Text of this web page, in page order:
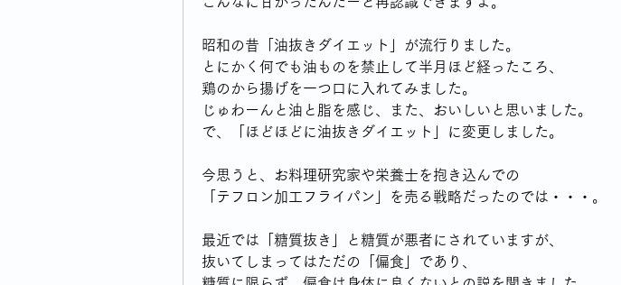
昭和の昔「油抜きダイエット」が流行りました。
とにかく何でも油ものを禁止して半月ほど経ったころ、
鶏のから揚げを一つ口に入れてみました。
じゅわーんと油と脂を感じ、また、おいしいと思いました。
で、「ほどほどに油抜きダイエット」に変更しました。
今思うと、お料理研究家や栄養士を抱き込んでの
「テフロン加工フライパン」を売る戦略だったのでは・・・。
最近では「糖質抜き」と糖質が悪者にされていますが、
抜いてしまってはただの「偏食」であり、